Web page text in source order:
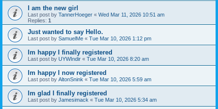
I am the new girl
Last post by TannerHoeger « Wed Mar 11, 2026 10:51 am
Replies: 1
Just wanted to say Hello.
Last post by SamuelMe « Tue Mar 10, 2026 1:12 pm
Im happy I finally registered
Last post by UYWIndir « Tue Mar 10, 2026 8:20 am
Im happy I now registered
Last post by AltonSnink « Tue Mar 10, 2026 5:59 am
Im glad I finally registered
Last post by Jamesimack « Tue Mar 10, 2026 5:34 am